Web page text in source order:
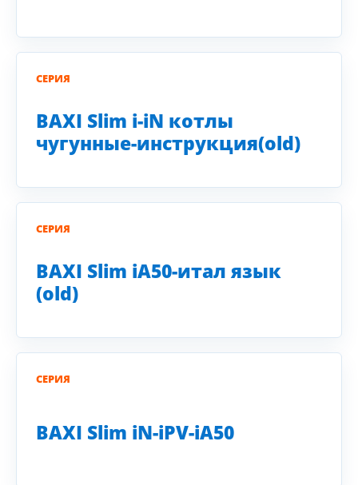
СЕРИЯ
BAXI Slim i-iN котлы
чугунные-инструкция(old)
СЕРИЯ
BAXI Slim iA50-итал язык
(old)
СЕРИЯ
BAXI Slim iN-iPV-iA50